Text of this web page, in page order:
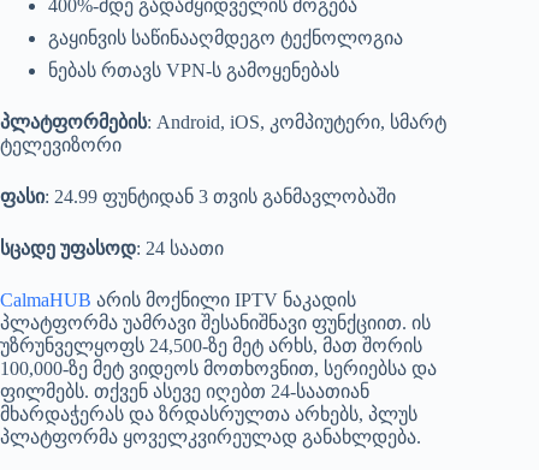
400%-მდე გადამყიდველის მოგება
გაყინვის საწინააღმდეგო ტექნოლოგია
ნებას რთავს VPN-ს გამოყენებას
პლატფორმების: Android, iOS, კომპიუტერი, სმარტ
ტელევიზორი
ფასი: 24.99 ფუნტიდან 3 თვის განმავლობაში
სცადე უფასოდ: 24 საათი
CalmaHUB არის მოქნილი IPTV ნაკადის
პლატფორმა უამრავი შესანიშნავი ფუნქციით. ის
უზრუნველყოფს 24,500-ზე მეტ არხს, მათ შორის
100,000-ზე მეტ ვიდეოს მოთხოვნით, სერიებსა და
ფილმებს. თქვენ ასევე იღებთ 24-საათიან
მხარდაჭერას და ზრდასრულთა არხებს, პლუს
პლატფორმა ყოველკვირეულად განახლდება.